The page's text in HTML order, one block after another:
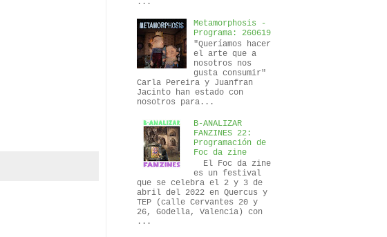
...
Metamorphosis -
Programa: 260619
"Queríamos hacer
el arte que a
nosotros nos
gusta consumir"
Carla Pereira y Juanfran
Jacinto han estado con
nosotros para...
B-ANALIZAR
FANZINES 22:
Programación de
Foc da zine
El Foc da zine
es un festival
que se celebra el 2 y 3 de
abril del 2022 en Quercus y
TEP (calle Cervantes 20 y
26, Godella, Valencia) con
...